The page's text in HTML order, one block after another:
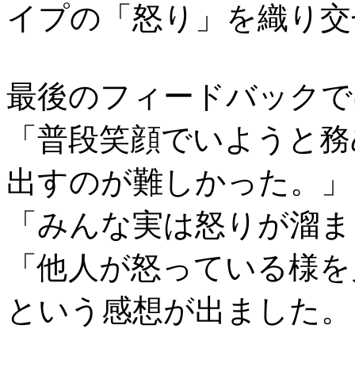
イプの「怒り」を織り
最後のフィードバック
「普段笑顔でいようと
出すのが難しかった。」
「みんな実は怒りが溜
「他人が怒っている様
という感想が出ました。